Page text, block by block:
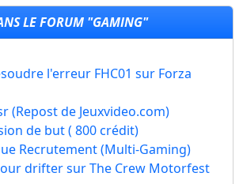
LE FORUM "GAMING"
l'erreur FHC01 sur Forza
(Repost de Jeuxvideo.com)
de but ( 800 crédit)
Recrutement (Multi-Gaming)
drifter sur The Crew Motorfest